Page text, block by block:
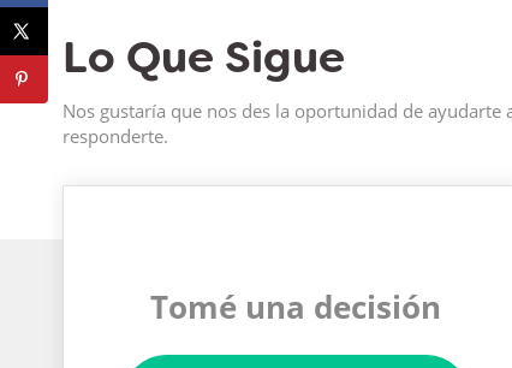
Lo Que Sigue
Nos gustaría que nos des la oportunidad de
responderte.
Tomé una decisión